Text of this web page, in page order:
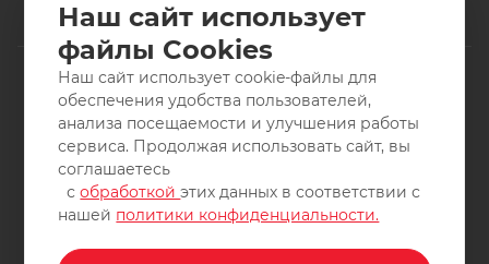
2011-2026 © интернет-магазин спортивных товаров
ВелоСаратов. Не является публичной офертой. Все права
защищены. Заимствование материалов и фотографий
запрещено.
Наш сайт использует
файлы Cookies
Наш сайт использует cookie-файлы для
обеспечения удобства пользователей,
анализа посещаемости и улучшения работы
сервиса. Продолжая использовать сайт, вы
соглашаетесь
собработкойэтих данных в соответствии с
нашей политики конфиденциальности.